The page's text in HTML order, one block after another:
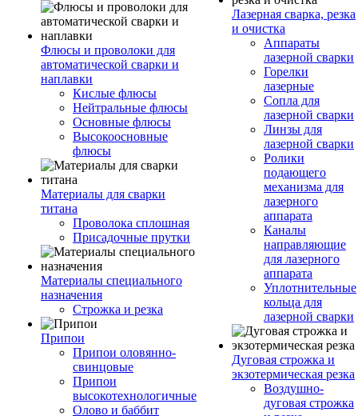
Флюсы и проволоки для
автоматической сварки и
наплавки
Кислые флюсы
Нейтральные флюсы
Основные флюсы
Высокоосновные
флюсы
Материалы для сварки
титана
Проволока сплошная
Присадочные прутки
Материалы специального
назначения
Строжка и резка
Припои
Припои оловянно-
свинцовые
Припои
высокотехнологичные
Олово и баббит
Лазерная сварка, резка
и очистка
Аппараты
лазерной сварки
Горелки
лазерные
Сопла для
лазерной сварки
Линзы для
лазерной сварки
Ролики
подающего
механизма для
лазерного
аппарата
Каналы
направляющие
для лазерного
аппарата
Уплотнительные
кольца для
лазерной сварки
Дуговая строжка и
экзотермическая резка
Воздушно-
дуговая строжка